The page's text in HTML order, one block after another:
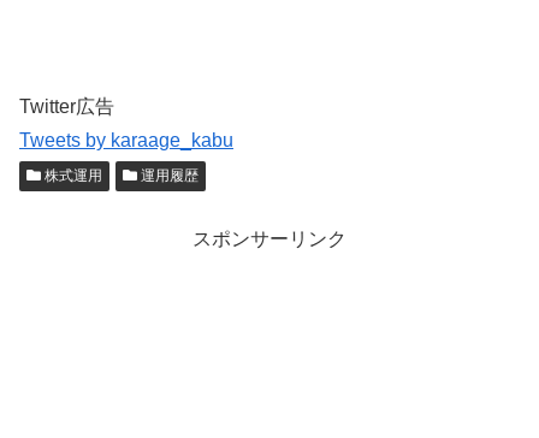
Twitter広告
Tweets by karaage_kabu
株式運用 運用履歴
スポンサーリンク